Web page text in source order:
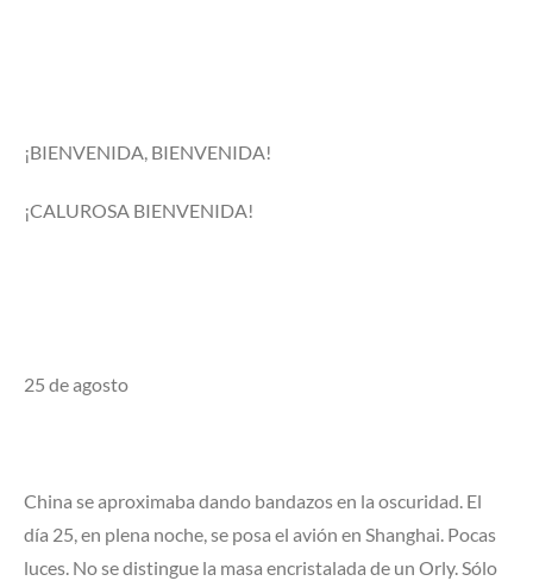
¡BIENVENIDA, BIENVENIDA!
¡CALUROSA BIENVENIDA!
25 de agosto
China se aproximaba dando bandazos en la oscuridad. El
día 25, en plena noche, se posa el avión en Shanghai. Pocas
luces. No se distingue la masa encristalada de un Orly. Sólo